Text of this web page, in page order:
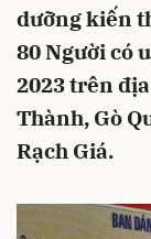
dưỡng kiến
80 Người có
2023 trên
Thành, Gò
Rạch Giá.